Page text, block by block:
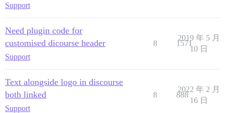
Support
Need plugin code for
customised dicourse header
Support
8 1571
2019 年 5 月
10 日
Text alongside logo in discourse
both linked
Support
8 888
2022 年 2 月
16 日